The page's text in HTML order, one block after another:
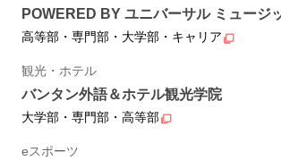
POWERED BY ユニバーサル ミュージ
高等部・専門部・大学部・キャリア
観光・ホテル
バンタン外語＆ホテル観光学院
大学部・専門部・高等部
eスポーツ